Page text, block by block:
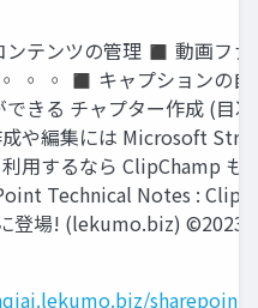
ンテンツの管理 ◼ 動画フ
◦ ◦ ◼ キャプションの自
きる チャプター作成 (目
や編集には Microsoft
用するなら ClipChamp も
Technical Notes :
登場! (lekumo.biz) ©2023